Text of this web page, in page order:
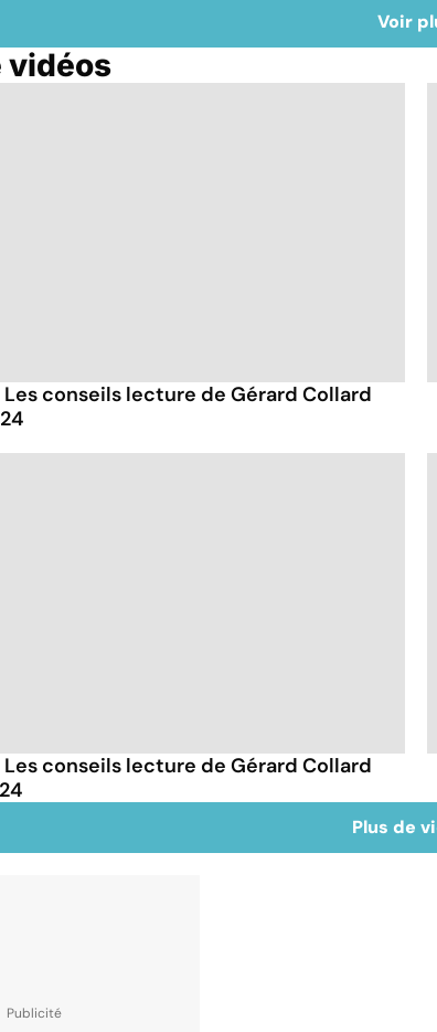
Voir
vidéos
Les conseils lecture de Gérard Collard
Les conseils lecture de Gérard Collard
Plus de